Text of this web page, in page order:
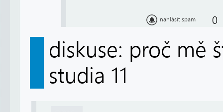
nahlásit spam 0
diskuse: proč mě
studia 11